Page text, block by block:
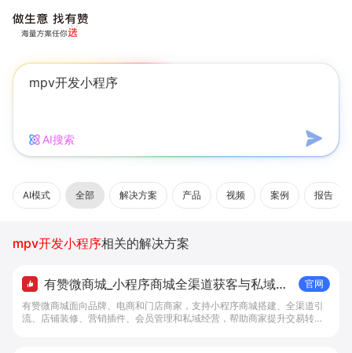
AI搜索
AI模式 全部 解决方案 产品 视频 案例 报告
mpv开发小程序相关的解决方案
有赞微商城_小程序商城全渠道获客与私域复
购工具 - 做生意, 找有赞
官网
有赞微商城面向品牌、电商和门店商家，支持小程序商城搭建、全渠道引
流、店铺装修、营销插件、会员管理和私域经营，帮助商家提升交易转化